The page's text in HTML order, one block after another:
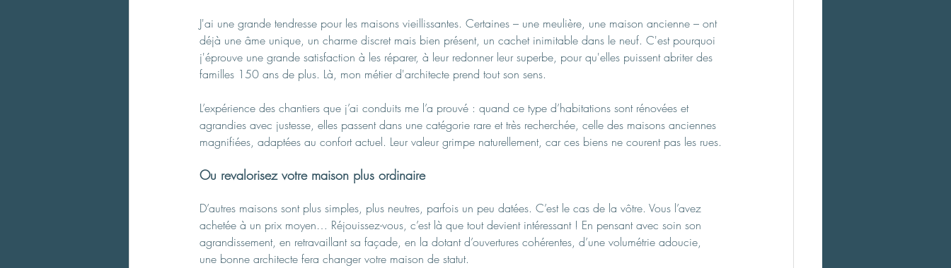
J'ai une grande tendresse pour les maisons vieillissantes. Certaines – une meulière, une maison ancienne – ont
déjà une âme unique, un charme discret mais bien présent, un cachet inimitable dans le neuf. C'est pourquoi
j'éprouve une grande satisfaction à les réparer, à leur redonner leur superbe, pour qu'elles puissent abriter des
familles 150 ans de plus. Là, mon métier d'architecte prend tout son sens.
L’expérience des chantiers que j’ai conduits me l’a prouvé : quand ce type d’habitations sont rénovées et
agrandies avec justesse, elles passent dans une catégorie rare et très recherchée, celle des maisons anciennes
magnifiées, adaptées au confort actuel. Leur valeur grimpe naturellement, car ces biens ne courent pas les rues.
Ou revalorisez votre maison plus ordinaire
D’autres maisons sont plus simples, plus neutres, parfois un peu datées. C’est le cas de la vôtre. Vous l’avez
achetée à un prix moyen… Réjouissez-vous, c’est là que tout devient intéressant ! En pensant avec soin son
agrandissement, en retravaillant sa façade, en la dotant d’ouvertures cohérentes, d’une volumétrie adoucie,
une bonne architecte fera changer votre maison de statut.